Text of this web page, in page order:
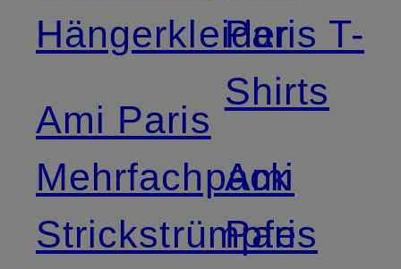
Hängerkleider
Ami Paris
Mehrfachpack
Strickstrümpfe
Paris T-
Shirts
Ami
Paris